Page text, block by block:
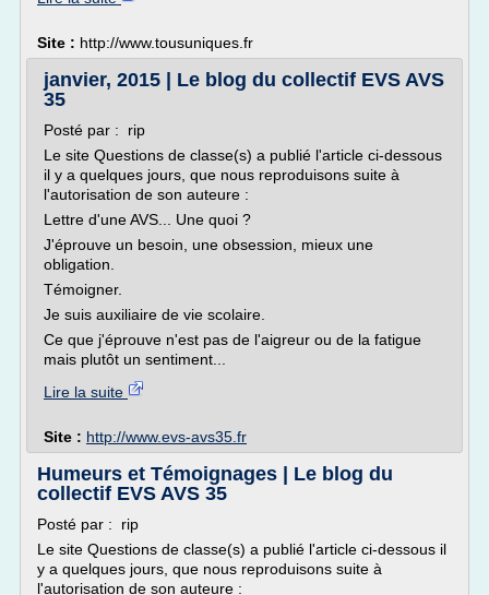
Site : http://www.tousuniques.fr
janvier, 2015 | Le blog du collectif EVS AVS
35
Posté par : rip
Le site Questions de classe(s) a publié l'article ci-dessous
il y a quelques jours, que nous reproduisons suite à
l'autorisation de son auteure :
Lettre d'une AVS... Une quoi ?
J'éprouve un besoin, une obsession, mieux une
obligation.
Témoigner.
Je suis auxiliaire de vie scolaire.
Ce que j'éprouve n'est pas de l'aigreur ou de la fatigue
mais plutôt un sentiment...
Lire la suite
Site : http://www.evs-avs35.fr
Humeurs et Témoignages | Le blog du
collectif EVS AVS 35
Posté par : rip
Le site Questions de classe(s) a publié l'article ci-dessous il
y a quelques jours, que nous reproduisons suite à
l'autorisation de son auteure :